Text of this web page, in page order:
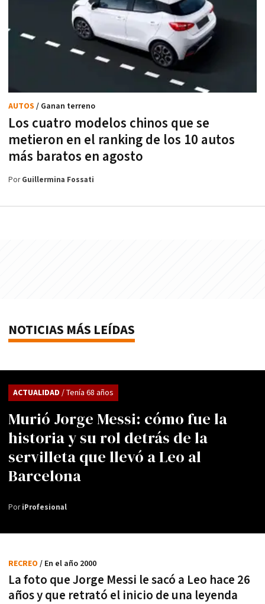
Los cuatro modelos chinos que se
metieron en el ranking de los 10 autos
más baratos en agosto
AUTOS / Ganan terreno
PorGuillermina Fossati
NOTICIAS MÁS LEÍDAS
Murió Jorge Messi: cómo fue la
historia y su rol detrás de la
servilleta que llevó a Leo al
Barcelona
ACTUALIDAD / Tenía 68 años
PoriProfesional
La foto que Jorge Messi le sacó a Leo hace 26
años y que retrató el inicio de una leyenda
RECREO / En el año 2000